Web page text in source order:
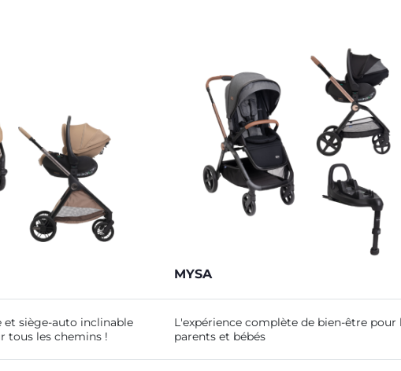
MYSA
siège-auto inclinable
tous les chemins !
L'expérience complète de bien-être pour
parents et bébés